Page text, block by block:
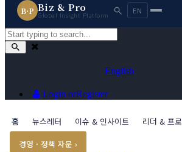
B·P Biz & Pro
Global Insight Platform EN
English
Login orRegister
홈 뉴스레터 이슈 & 인사이트 리더 & 프로
경영 · 정책 자문 ›